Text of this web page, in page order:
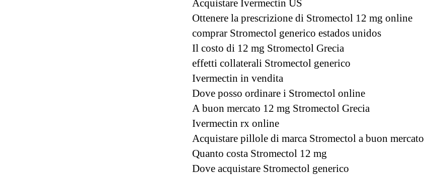
Acquistare Ivermectin US
Ottenere la prescrizione di Stromectol 12 mg online
comprar Stromectol generico estados unidos
Il costo di 12 mg Stromectol Grecia
effetti collaterali Stromectol generico
Ivermectin in vendita
Dove posso ordinare i Stromectol online
A buon mercato 12 mg Stromectol Grecia
Ivermectin rx online
Acquistare pillole di marca Stromectol a buon mercato
Quanto costa Stromectol 12 mg
Dove acquistare Stromectol generico